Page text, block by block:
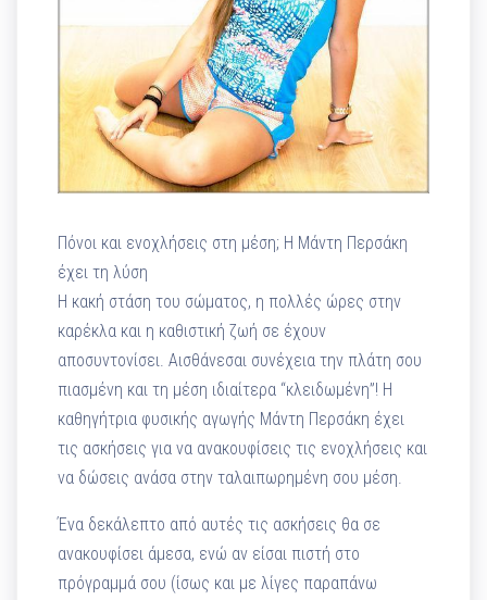
Πόνοι και ενοχλήσεις στη μέση; Η Μάντη Περσάκη
έχει τη λύση
Η κακή στάση του σώματος, η πολλές ώρες στην
καρέκλα και η καθιστική ζωή σε έχουν
αποσυντονίσει. Αισθάνεσαι συνέχεια την πλάτη σου
πιασμένη και τη μέση ιδιαίτερα “κλειδωμένη”! Η
καθηγήτρια φυσικής αγωγής Μάντη Περσάκη έχει
τις ασκήσεις για να ανακουφίσεις τις ενοχλήσεις και
να δώσεις ανάσα στην ταλαιπωρημένη σου μέση.
Ένα δεκάλεπτο από αυτές τις ασκήσεις θα σε
ανακουφίσει άμεσα, ενώ αν είσαι πιστή στο
πρόγραμμά σου (ίσως και με λίγες παραπάνω